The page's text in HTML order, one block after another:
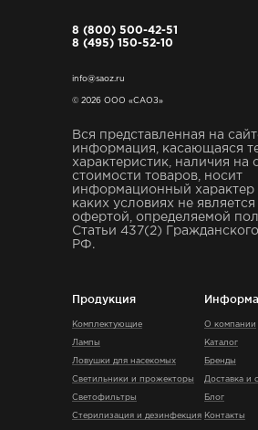
8 (800) 500-42-51
8 (495) 150-52-10
info@saoz.ru
© 2026 ООО «САОЗ»
Вся представленная на
информация, касающаяся
характеристик, наличия на
стоимости товаров, носит
информационный характер
каких условиях не
офертой, определяемой
Статьи 437(2)
РФ.
Продукция
Комплектующие
Лампы
Ловушки для насекомых
Светильники и прожекторы
Светофильтры
Стерилизация и дезинфекция
О компании
Каталог
Бренды
Доставка и
Блог
Контакты